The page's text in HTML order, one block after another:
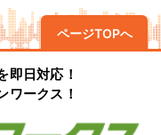
ページTOPへ
即日対応！
ワークス！